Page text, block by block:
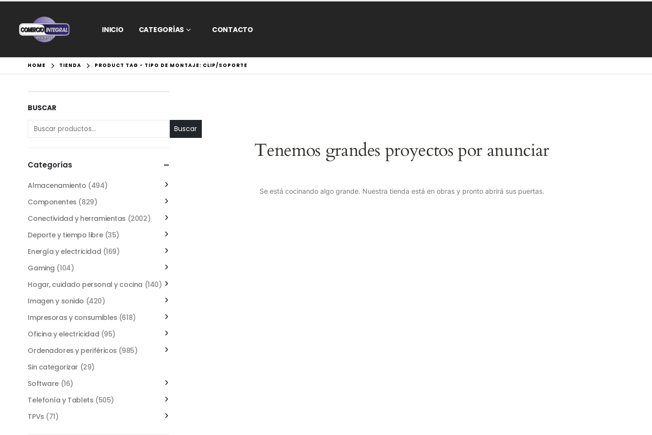
INICIO CATEGORÍAS CONTACTO
HOME TIENDA PRODUCT TAG - TIPO DE MONTAJE: CLIP/SOPORTE
Tenemos grandes proyectos por anunciar
Se está cocinando algo grande. Nuestra tienda está en obras y pronto abrirá sus puertas.
BUSCAR
Buscar
Categorías
Almacenamiento (494)
Componentes (829)
Conectividad y herramientas (2002)
Deporte y tiempo libre (35)
Energía y electricidad (169)
Gaming (104)
Hogar, cuidado personal y cocina (140)
Imagen y sonido (420)
Impresoras y consumibles (618)
Oficina y electricidad (95)
Ordenadores y periféricos (985)
Sin categorizar (29)
Software (16)
Telefonía y Tablets (505)
TPVs (71)